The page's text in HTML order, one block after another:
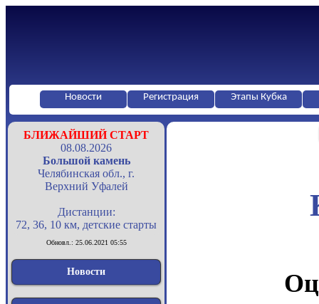
Новости Регистрация Этапы Кубка
БЛИЖАЙШИЙ СТАРТ
08.08.2026
Большой камень
Челябинская обл., г.
Верхний Уфалей
Дистанции:
72, 36, 10 км, детские старты
Обновл.: 25.06.2021 05:55
Новости